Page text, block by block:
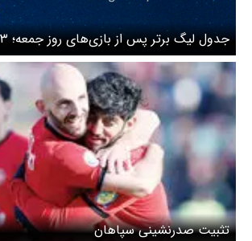
جدول لیگ برتر پس از بازی‌های روز جمعه؛ ۳ اسفند
تثبیت صدرنشینی سپاهان